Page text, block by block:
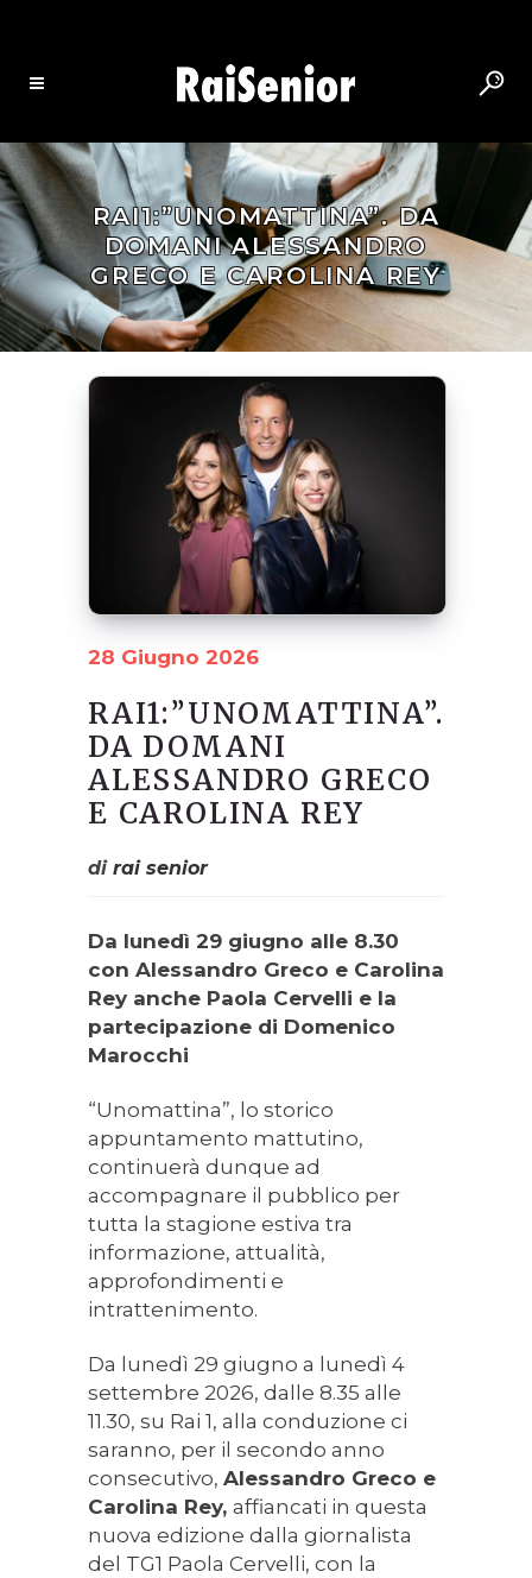
RAI1:”UNOMATTINA”. DA
DOMANI ALESSANDRO
GRECO E CAROLINA REY
28 Giugno 2026
RAI1:”UNOMATTINA”.
DA DOMANI
ALESSANDRO GRECO
E CAROLINA REY
dirai senior
Da lunedì 29 giugno alle 8.30
con Alessandro Greco e Carolina
Rey anche Paola Cervelli e la
partecipazione di Domenico
Marocchi
“Unomattina”, lo storico
appuntamento mattutino,
continuerà dunque ad
accompagnare il pubblico per
tutta la stagione estiva tra
informazione, attualità,
approfondimenti e
intrattenimento.
Da lunedì 29 giugno a lunedì 4
settembre 2026, dalle 8.35 alle
11.30, su Rai 1, alla conduzione ci
saranno, per il secondo anno
consecutivo, Alessandro Greco e
Carolina Rey, affiancati in questa
nuova edizione dalla giornalista
del TG1 Paola Cervelli, con la